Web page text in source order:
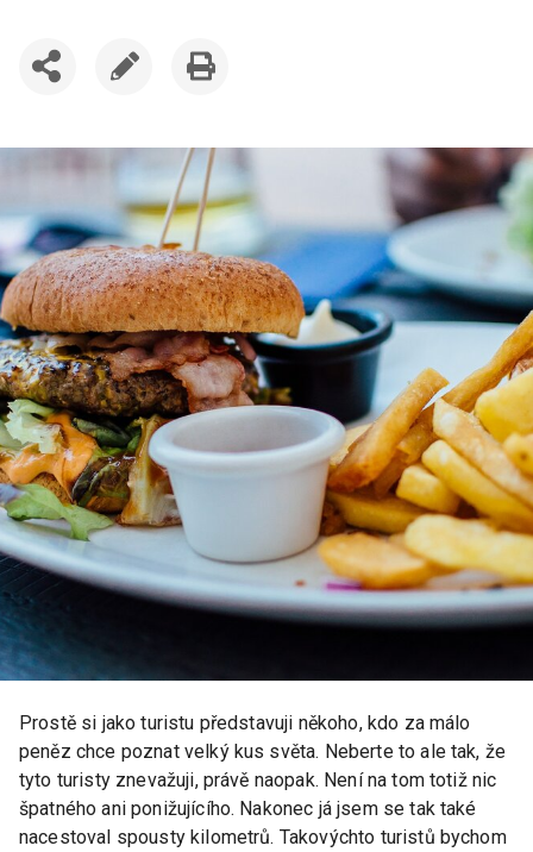
Prostě si jako turistu představuji někoho, kdo za málo
peněz chce poznat velký kus světa. Neberte to ale tak, že
tyto turisty znevažuji, právě naopak. Není na tom totiž nic
špatného ani ponižujícího. Nakonec já jsem se tak také
nacestoval spousty kilometrů. Takovýchto turistů bychom